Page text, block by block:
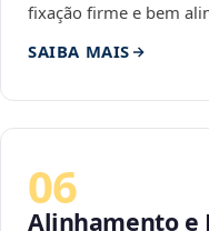
fixação firme e bem
SAIBA MAIS
06
Alinhamento e